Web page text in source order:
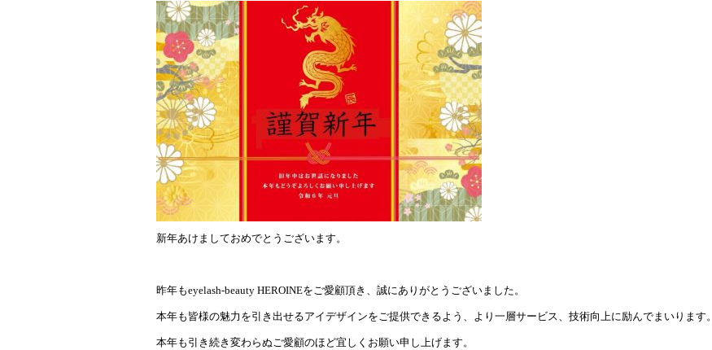
新年あけましておめでとうございます。
昨年もeyelash-beauty HEROINEをご愛顧頂き、誠にありがとうございました。
本年も皆様の魅力を引き出せるアイデザインをご提供できるよう、より一層サービス、技術向上に励んでまいります。
本年も引き続き変わらぬご愛顧のほど宜しくお願い申し上げます。